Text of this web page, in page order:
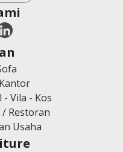
Vila - Kos
Restoran
Usaha